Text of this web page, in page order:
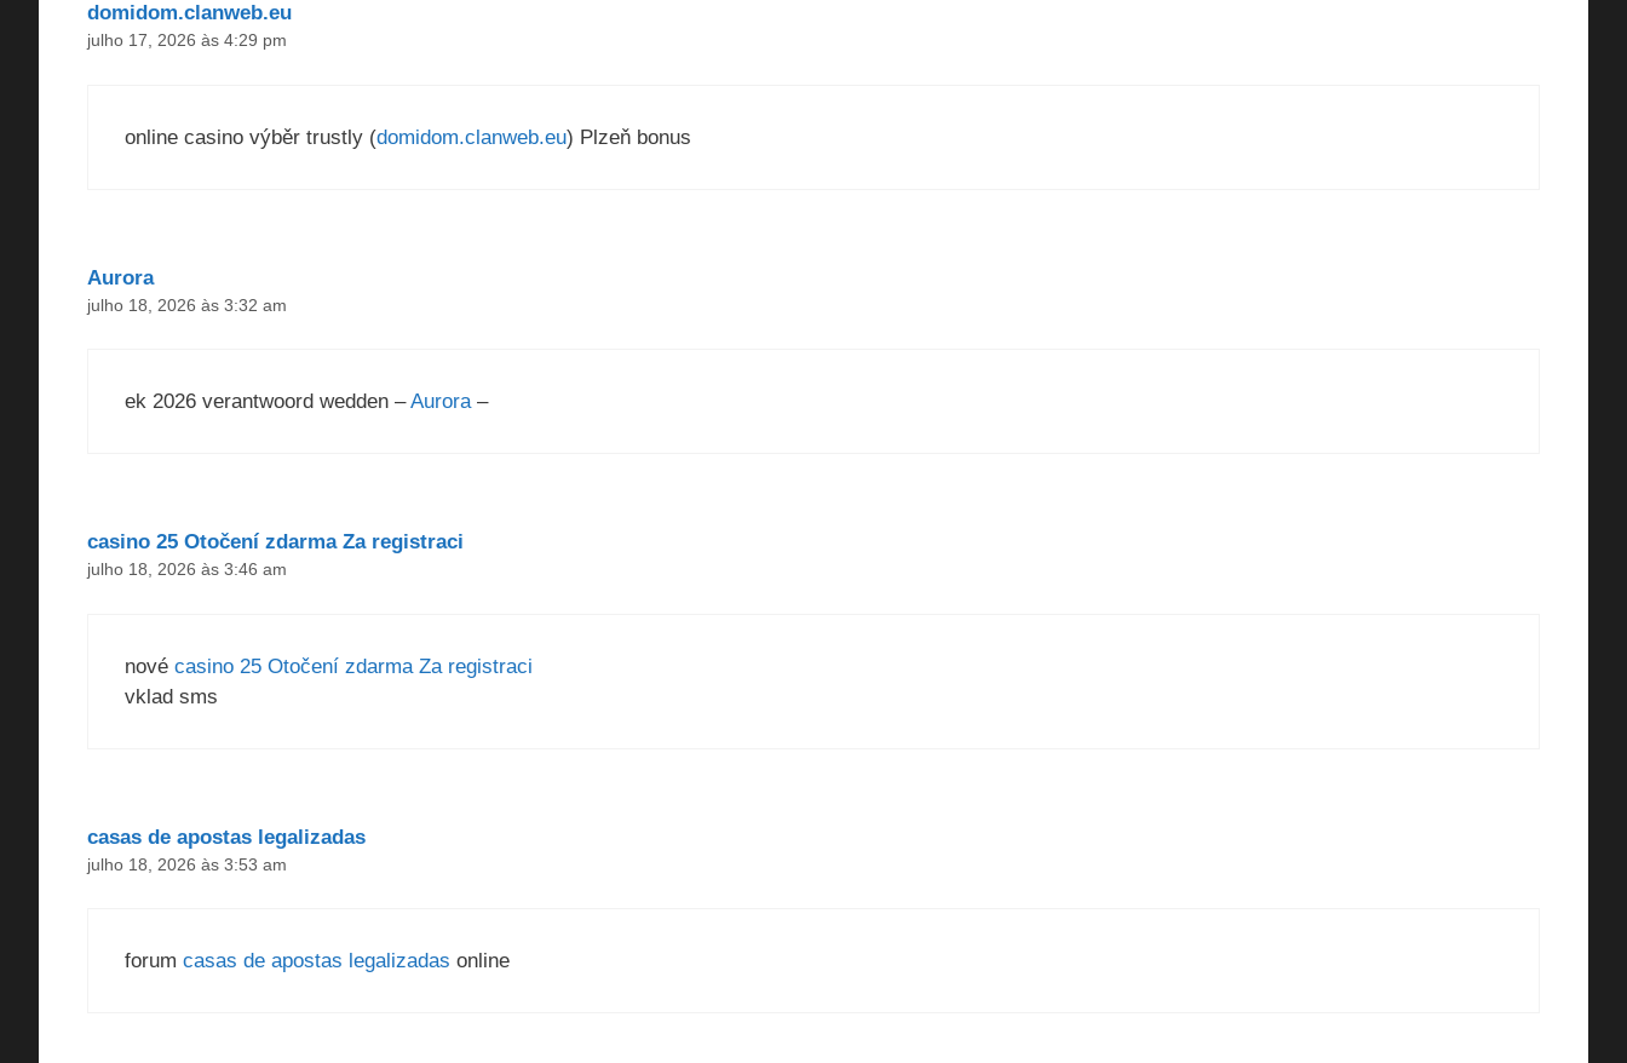
domidom.clanweb.eu
julho 17, 2026 às 4:29 pm
online casino výběr trustly (domidom.clanweb.eu) Plzeň bonus
Aurora
julho 18, 2026 às 3:32 am
ek 2026 verantwoord wedden –Aurora–
casino 25 Otočení zdarma Za registraci
julho 18, 2026 às 3:46 am
nové casino 25 Otočení zdarma Za registraci
vklad sms
casas de apostas legalizadas
julho 18, 2026 às 3:53 am
forum casas de apostas legalizadas online